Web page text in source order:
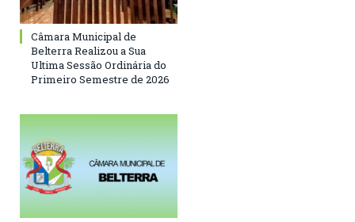
Câmara Municipal de
Belterra Realizou a Sua
Ultima Sessão Ordinária do
Primeiro Semestre de 2026